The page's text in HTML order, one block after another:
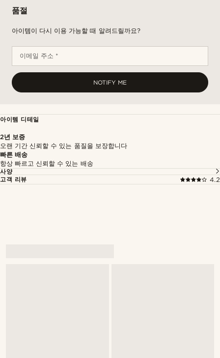
품절
아이템이 다시 이용 가능할 때 알려드릴까요?
이메일 주소 *
NOTIFY ME
아이템 디테일
2년 보증
오랜 기간 신뢰할 수 있는 품질을 보장합니다
빠른 배송
항상 빠르고 신뢰할 수 있는 배송
사양
고객 리뷰
4.2